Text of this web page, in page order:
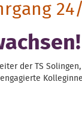
der TS